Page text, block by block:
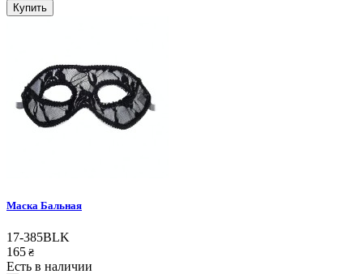
Купить
Маска Бальная
17-385BLK
165 ₴
Есть в наличии